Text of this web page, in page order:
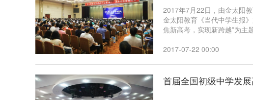
2017年7月22日，由金太阳
金太阳教育《当代中学生报
焦新高考，实现新跨越”为主
阳、浙江海宁高级中学副校
2017-07-22 00:00
首届全国初级中学发